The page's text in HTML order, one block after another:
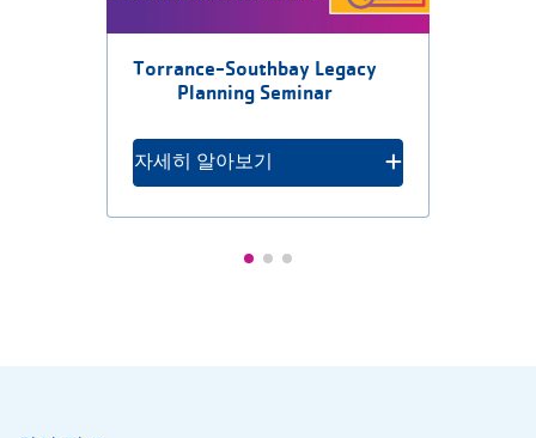
Torrance-Southbay Legacy
Planning Seminar
자세히 알아보기